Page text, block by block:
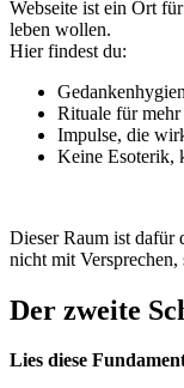
Webseite ist ein Ort
leben wollen.
Hier findest du:
Rituale für
Impulse, die
Keine Esoterik,
Dieser Raum ist dafür
nicht mit
Der zweite
Lies diese